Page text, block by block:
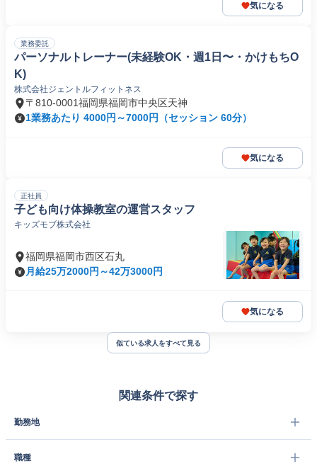
気になる
業務委託
パーソナルトレーナー(未経験OK・週1日〜・かけもちO
K)
株式会社ジェントルフィットネス
〒810-0001福岡県福岡市中央区天神
1業務あたり 4000円～7000円（セッション 60分）
気になる
正社員
子ども向け体操教室の運営スタッフ
キッズモブ株式会社
福岡県福岡市西区石丸
月給25万2000円～42万3000円
気になる
似ている求人をすべて見る
関連条件で探す
勤務地
職種